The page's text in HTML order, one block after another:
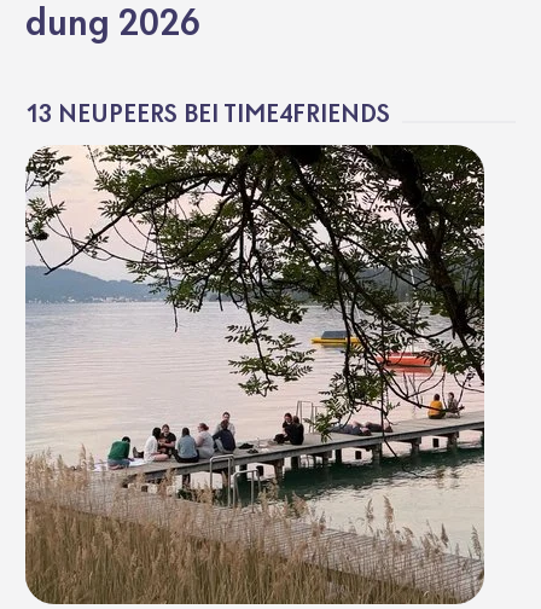
dung 2026
13 NEUPEERS BEI TIME4FRIENDS